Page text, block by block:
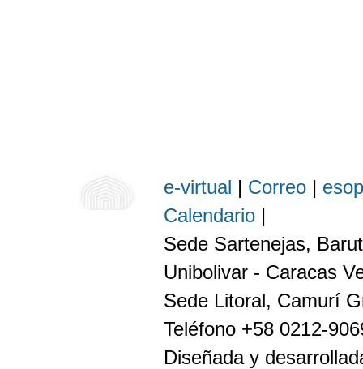
e-virtual | Correo|
Calendario|
Sede Sartenejas,
Unibolivar - Caracas
Sede Litoral, Camurí
Teléfono +58 0212-
Diseñada y